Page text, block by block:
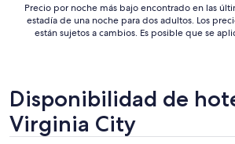
Precio por noche más bajo encontrado en las
estadía de una noche para dos adultos. Los
están sujetos a cambios. Es posible que se
Disponibilidad de
Virginia City